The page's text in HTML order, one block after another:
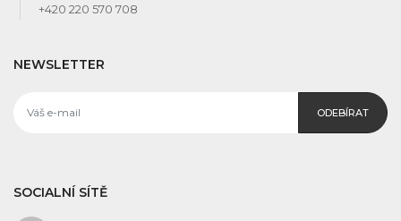
+420 220 570 708
NEWSLETTER
ODEBÍRAT
SOCIALNÍ SÍTĚ